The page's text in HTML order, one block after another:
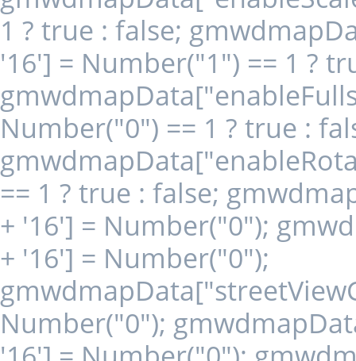
1 ? true : false;
'16'] = Number("1") == 1 ?
Number("0") == 1 ? true :
== 1 ? true : false;
+ '16'] = Number("0");
+ '16'] = Number("0");
Number("0");